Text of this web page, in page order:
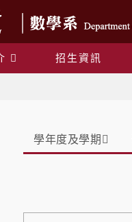
招生資訊
學年度及學期